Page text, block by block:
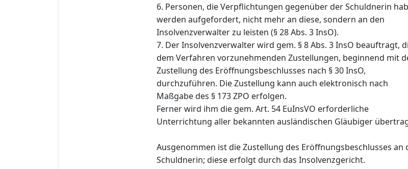
6. Personen, die Verpflichtungen gegenüber der Schuldnerin
werden aufgefordert, nicht mehr an diese, sondern an den
Insolvenzverwalter zu leisten (§ 28 Abs. 3 InsO).
7. Der Insolvenzverwalter wird gem. § 8 Abs. 3 InsO beauftragt,
dem Verfahren vorzunehmenden Zustellungen, beginnend mit
Zustellung des Eröffnungsbeschlusses nach § 30 InsO,
durchzuführen. Die Zustellung kann auch elektronisch nach
Maßgabe des § 173 ZPO erfolgen.
Ferner wird ihm die gem. Art. 54 EuInsVO erforderliche
Unterrichtung aller bekannten ausländischen Gläubiger
Ausgenommen ist die Zustellung des Eröffnungsbeschlusses an
Schuldnerin; diese erfolgt durch das Insolvenzgericht.